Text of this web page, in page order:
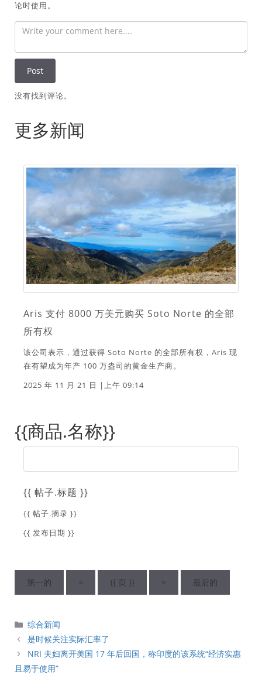
论时使用。
没有找到评论。
更多新闻
Aris 支付 8000 万美元购买 Soto Norte 的全部
所有权
该公司表示，通过获得 Soto Norte 的全部所有权，Aris 现
在有望成为年产 100 万盎司的黄金生产商。
2025 年 11 月 21 日 |上午 09:14
{{商品.名称}}
{{ 帖子.标题 }}
{{ 帖子.摘录 }}
{{ 发布日期 }}
第一的 < {{ 页 }} > 最后的
分
類
综合新闻
是时候关注实际汇率了
NRI 夫妇离开美国 17 年后回国，称印度的该系统“经济实惠
且易于使用”